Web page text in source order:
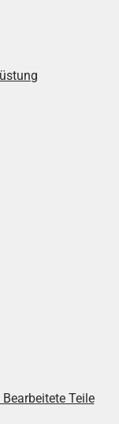
Teile